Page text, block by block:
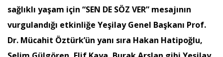
sağlıklı yaşam için “SEN DE SÖZ VER” mesajının
vurgulandığı etkinliğe Yeşilay Genel Başkanı Prof.
Dr. Mücahit Öztürk’ün yanı sıra Hakan Hatipoğlu,